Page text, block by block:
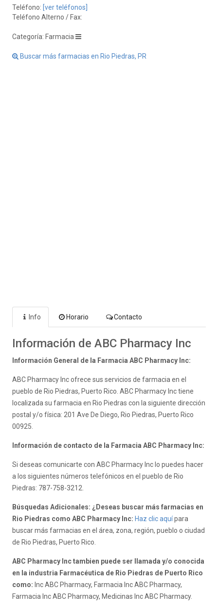
Teléfono: [ver teléfonos]
Teléfono Alterno / Fax:
Categoría: Farmacia
Buscar más farmacias en Rio Piedras, PR
Info Horario Contacto
Información de ABC Pharmacy Inc
Información General de la Farmacia ABC Pharmacy Inc:
ABC Pharmacy Inc ofrece sus servicios de farmacia en el
pueblo de Rio Piedras, Puerto Rico. ABC Pharmacy Inc tiene
localizada su farmacia en Rio Piedras con la siguiente dirección
postal y/o física: 201 Ave De Diego, Rio Piedras, Puerto Rico
00925.
Información de contacto de la Farmacia ABC Pharmacy Inc:
Si deseas comunicarte con ABC Pharmacy Inc lo puedes hacer
a los siguientes números telefónicos en el pueblo de Rio
Piedras: 787-758-3212.
Búsquedas Adicionales: ¿Deseas buscar más farmacias en
Rio Piedras como ABC Pharmacy Inc: Haz clic aquípara
buscar más farmacias en el área, zona, región, pueblo o ciudad
de Rio Piedras, Puerto Rico.
ABC Pharmacy Inc tambien puede ser llamada y/o conocida
en la industria Farmacéutica de Rio Piedras de Puerto Rico
como: Inc ABC Pharmacy, Farmacia Inc ABC Pharmacy,
Farmacia Inc ABC Pharmacy, Medicinas Inc ABC Pharmacy.